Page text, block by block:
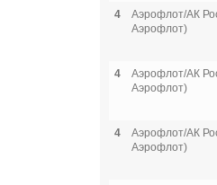
4
Аэрофлот/АК
Аэрофлот)
4
Аэрофлот/АК
Аэрофлот)
4
Аэрофлот/АК
Аэрофлот)